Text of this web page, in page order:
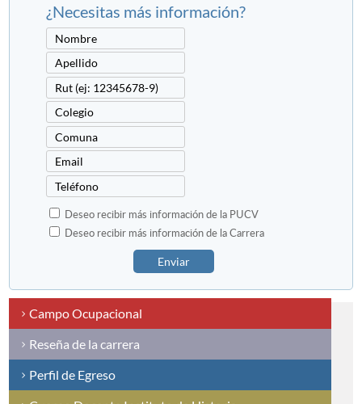
¿Necesitas más información?
Deseo recibir más información de la PUCV
Deseo recibir más información de la Carrera
Enviar
Campo Ocupacional
Reseña de la carrera
Perfil de Egreso